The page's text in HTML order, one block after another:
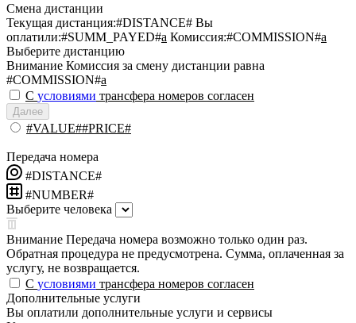
Смена дистанции
Текущая дистанция:#DISTANCE# Вы
оплатили:#SUMM_PAYED#a Комиссия:#COMMISSION#a
Выберите дистанцию
Внимание Комиссия за смену дистанции равна
#COMMISSION#a
С условиями трансфера номеров согласен
Далее
#VALUE##PRICE#
Передача номера
#DISTANCE#
#NUMBER#
Выберите человека
Внимание Передача номера возможно только один раз.
Обратная процедура не предусмотрена. Сумма, оплаченная за
услугу, не возвращается.
С условиями трансфера номеров согласен
Дополнительные услуги
Вы оплатили дополнительные услуги и сервисы